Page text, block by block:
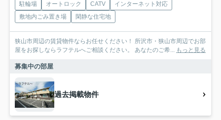
駐輪場 オートロック CATV
インターネット対応
敷地内ごみ置き場
閑静な住宅地
狭山市周辺の賃貸物件ならお任せください！ 所沢市・狭山市周辺でお部
屋をお探しならラフテルへご相談ください。 あなたのご希... もっと見る
募集中の部屋
過去掲載物件